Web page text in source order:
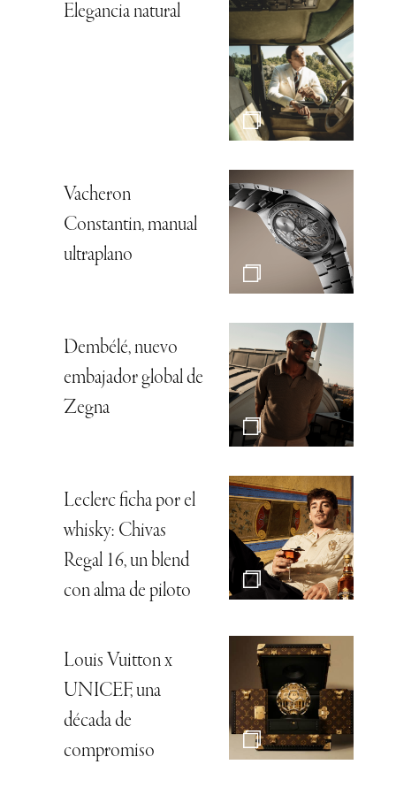
Elegancia natural
Vacheron
Constantin, manual
ultraplano
Dembélé, nuevo
embajador global de
Zegna
Leclerc ficha por el
whisky: Chivas
Regal 16, un blend
con alma de piloto
Louis Vuitton x
UNICEF, una
década de
compromiso